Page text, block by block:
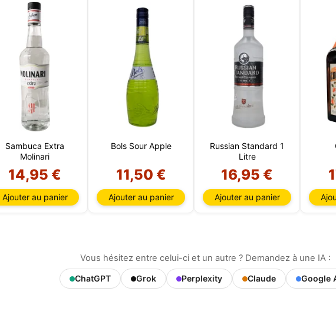
Sambuca Extra
Molinari
14,95 €
Ajouter au panier
Bols Sour Apple
11,50 €
Ajouter au panier
Russian Standard 1
Litre
16,95 €
Ajouter au panier
Vous hésitez entre celui-ci et un autre ? Demandez à une IA :
ChatGPT Grok Perplexity Claude Google
mémoriser votre panier d'achat, maintenir la sécurité, mémoriser les
utilisateurs, améliorer notre site web et, enfin, à des fins de marketing.
pouvez refuser tout traitement non essentiel en choisissant d'accepter
uniquement les cookies nécessaires. Vous pouvez personnaliser votre
et sélectionner les cookies que vous nous autorisez à utiliser dans